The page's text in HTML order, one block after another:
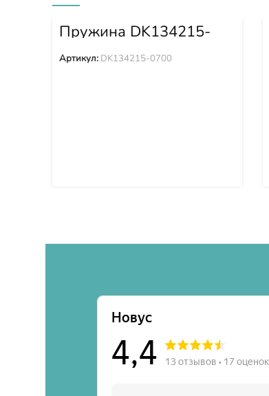
Пружина DK134215-
0700
Артикул: DK134215-0700